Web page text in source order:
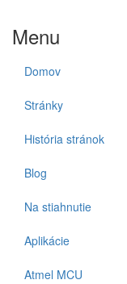
Menu
Domov
Stránky
História stránok
Blog
Na stiahnutie
Aplikácie
Atmel MCU